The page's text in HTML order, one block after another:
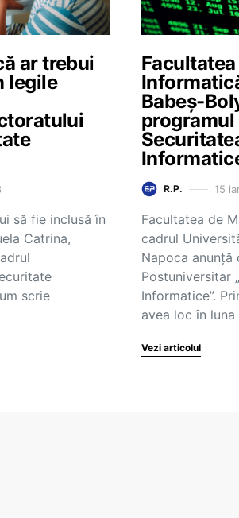
ar trebui
legile
să fie inclusă în
Catrina,
scrie
Babeș-
R.P. 15
Facultatea de
cadrul
Napoca anunță
Postuniversitar
Informatice”.
avea loc în
Vezi articolul